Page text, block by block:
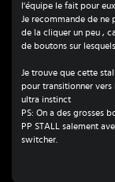
l'équipe le fait pour eux
Je recommande de ne
de la cliquer un peu ,
de boutons sur
Je trouve que cette
pour transitionner
ultra instinct
PS: On a des grosses
PP STALL salement
switcher.